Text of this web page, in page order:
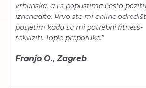
vrhunska, a i s popustima često
iznenadite. Prvo ste mi online
posjetim kada su mi potrebni fitness-
rekviziti. Tople preporuke.”
Franjo O., Zagreb